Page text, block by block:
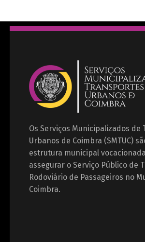
Os Serviços Municipalizados de
Urbanos de Coimbra (SMTUC)
estrutura municipal
assegurar o Serviço Público de
Rodoviário de Passageiros no
Coimbra.